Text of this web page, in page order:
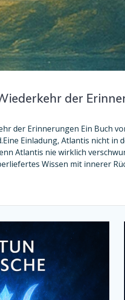
der
der Erinnerungen Ein Buch
Einladung, Atlantis nicht in
Atlantis nie wirklich
Wissen mit innerer